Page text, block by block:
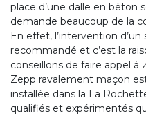
place d’une dalle en béton
demande beaucoup de la
En effet, l’intervention
recommandé et c’est la
conseillons de faire appel
Zepp ravalement maçon
installée dans la La
qualifiés et expérimentés